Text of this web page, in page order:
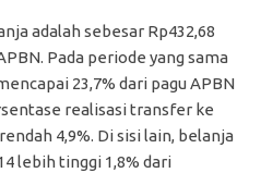
adalah sebesar Rp432,68
Pada periode yang sama
23,7% dari pagu APBN
realisasi transfer ke
4,9%. Di sisi lain, belanja
lebih tinggi 1,8% dari